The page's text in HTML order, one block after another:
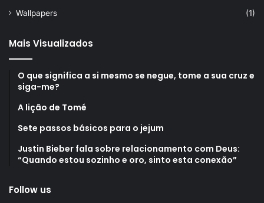
Wallpapers
(1)
Mais Visualizados
O que significa a si mesmo se negue, tome a sua cruz e
siga-me?
A lição de Tomé
Sete passos básicos para o jejum
Justin Bieber fala sobre relacionamento com Deus:
“Quando estou sozinho e oro, sinto esta conexão”
Follow us